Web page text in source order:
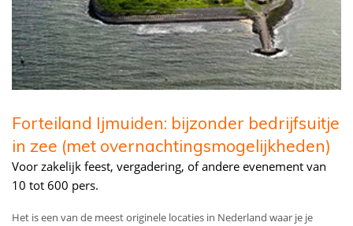
Forteiland Ijmuiden: bijzonder bedrijfsuitje
in zee (met overnachtingsmogelijkheden)
Voor zakelijk feest, vergadering, of andere evenement van
10 tot 600 pers.
Het is een van de meest originele locaties in Nederland waar je je